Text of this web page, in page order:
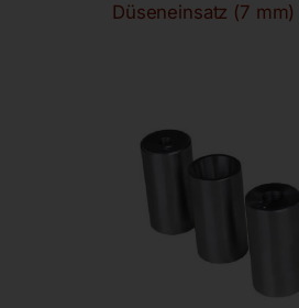
Düseneinsatz (7 mm)